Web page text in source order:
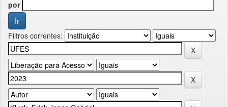
por
Filtros correntes: